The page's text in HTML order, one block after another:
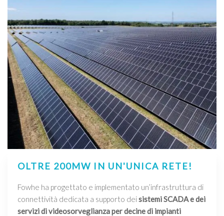
OLTRE 200MW IN UN'UNICA RETE!
Fowhe ha progettato e implementato un’infrastruttura di
connettività dedicata a supporto deisistemi SCADA e dei
servizi di videosorveglianza per decine di impianti